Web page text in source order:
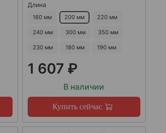
Длина
160 мм 200 мм 220 мм
240 мм 300 мм 350 мм
230 мм 180 мм 190 мм
1 607 ₽
В наличии
Купить сейчас